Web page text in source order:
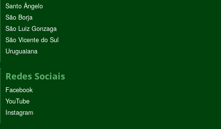
Santo Ângelo
São Borja
São Luiz Gonzaga
São Vicente do Sul
Uruguaiana
Redes Sociais
Facebook
YouTube
Instagram